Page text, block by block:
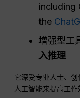
including
the
增强型工
入推理
它深受专业人士、
人工智能来提高工